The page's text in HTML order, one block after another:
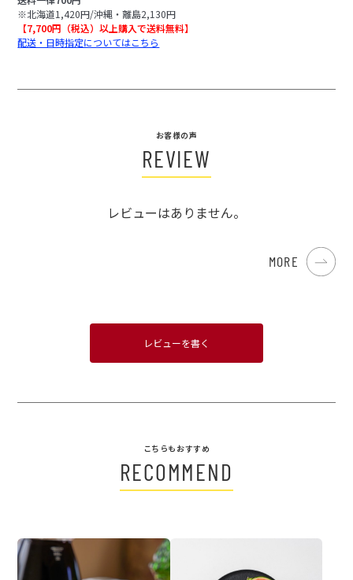
※北海道1,420円/沖縄・離島2,130円
【7,700円（税込）以上購入で送料無料】
配送・日時指定についてはこちら
お客様の声
REVIEW
レビューはありません。
MORE
レビューを書く
こちらもおすすめ
RECOMMEND